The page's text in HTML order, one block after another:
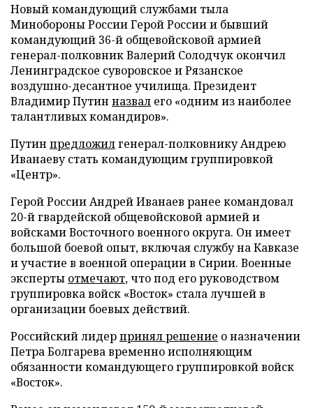
Новый командующий службами тыла
Минобороны России Герой России и бывший
командующий 36-й общевойсковой армией
генерал-полковник Валерий Солодчук окончил
Ленинградское суворовское и Рязанское
воздушно-десантное училища. Президент
Владимир Путин назвал его «одним из наиболее
талантливых командиров».
Путин предложилгенерал-полковнику Андрею
Иванаеву стать командующим группировкой
«Центр».
Герой России Андрей Иванаев ранее командовал
20-й гвардейской общевойсковой армией и
войсками Восточного военного округа. Он имеет
большой боевой опыт, включая службу на Кавказе
и участие в военной операции в Сирии. Военные
эксперты отмечают, что под его руководством
группировка войск «Восток» стала лучшей в
организации боевых действий.
Российский лидерпринял решение о назначении
Петра Болгарева временно исполняющим
обязанности командующего группировкой войск
«Восток».